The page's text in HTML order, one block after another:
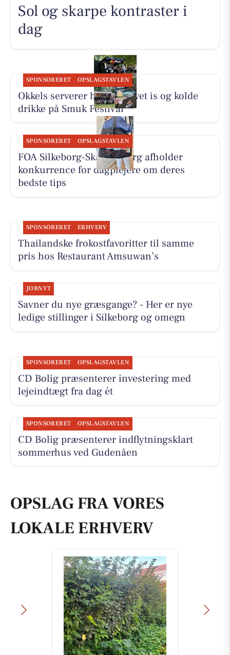
Sol og skarpe kontraster i
dag
SPONSORERET OPSLAGSTAVLEN
Okkels serverer hjemmelavet is og kolde
drikke på Smuk Festival
SPONSORERET OPSLAGSTAVLEN
FOA Silkeborg-Skanderborg afholder
konkurrence for dagplejere om deres
bedste tips
SPONSORERET ERHVERV
Thailandske frokostfavoritter til samme
pris hos Restaurant Amsuwan’s
JOBNYT
Savner du nye græsgange? - Her er nye
ledige stillinger i Silkeborg og omegn
SPONSORERET OPSLAGSTAVLEN
CD Bolig præsenterer investering med
lejeindtægt fra dag ét
SPONSORERET OPSLAGSTAVLEN
CD Bolig præsenterer indflytningsklart
sommerhus ved Gudenåen
OPSLAG FRA VORES
LOKALE ERHVERV